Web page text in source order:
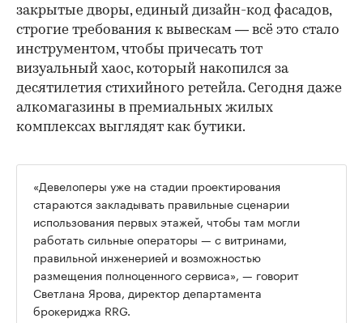
закрытые дворы, единый дизайн-код фасадов,
строгие требования к вывескам — всё это стало
инструментом, чтобы причесать тот
визуальный хаос, который накопился за
десятилетия стихийного ретейла. Сегодня даже
алкомагазины в премиальных жилых
комплексах выглядят как бутики.
00:00
«Девелоперы уже на стадии проектирования
стараются закладывать правильные сценарии
использования первых этажей, чтобы там могли
работать сильные операторы — с витринами,
правильной инженерией и возможностью
размещения полноценного сервиса», — говорит
Светлана Ярова, директор департамента
брокериджа RRG.